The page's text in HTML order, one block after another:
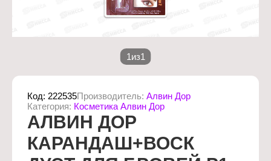
1из1
Код: 222535Производитель: Алвин Дор
Категория: Косметика Алвин Дор
АЛВИН ДОР
КАРАНДАШ+ВОСК